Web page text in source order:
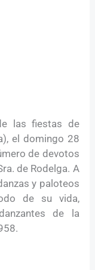
las fiestas de
el domingo 28
de devotos
de Rodelga. A
y paloteos
de su vida,
de la